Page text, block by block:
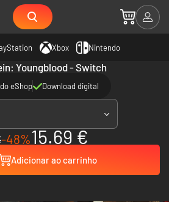
Xbox Nintendo
Youngblood - Switch
eShop Download digital
-48%15.69 €
Adicionar ao carrinho